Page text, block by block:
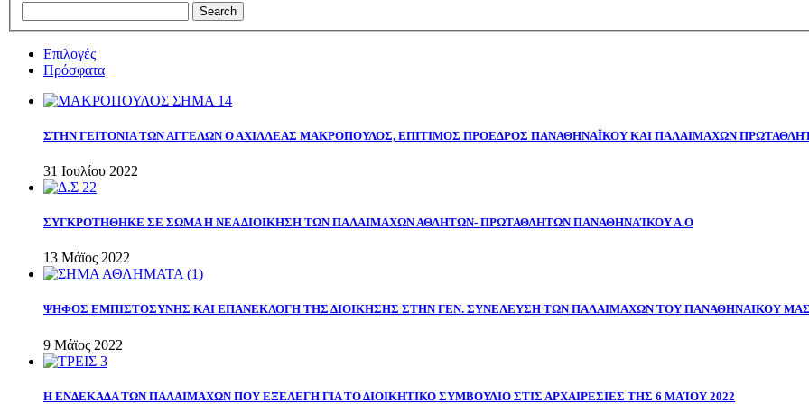
Επιλογές
Πρόσφατα
ΣΤΗΝ ΓΕΙΤΟΝΙΑ ΤΩΝ ΑΓΓΕΛΩΝ Ο ΑΧΙΛΛΕΑΣ ΜΑΚΡΟΠΟΥΛΟΣ, ΕΠΙΤΙΜΟΣ ΠΡΟΕΔΡΟΣ ΠΑΝΑΘΗΝΑΪΚΟΥ ΚΑΙ ΠΑΛΑΙΜΑΧΩΝ
31 Ιουλίου 2022
ΣΥΓΚΡΟΤΗΘΗΚΕ ΣΕ ΣΩΜΑ Η ΝΕΑ ΔΙΟΙΚΗΣΗ ΤΩΝ ΠΑΛΑΙΜΑΧΩΝ ΑΘΛΗΤΩΝ- ΠΡΩΤΑΘΛΗΤΩΝ ΠΑΝΑΘΗΝΑΊΚΟΥ Α.Ο
13 Μάϊος 2022
ΨΗΦΟΣ ΕΜΠΙΣΤΟΣΥΝΗΣ ΚΑΙ ΕΠΑΝΕΚΛΟΓΗ ΤΗΣ ΔΙΟΙΚΗΣΗΣ ΣΤΗΝ ΓΕΝ. ΣΥΝΕΛΕΥΣΗ ΤΩΝ ΠΑΛΑΙΜΑΧΩΝ ΤΟΥ ΠΑΝΑΘΗΝΑΙΚΟΥ ΜΑΣ
9 Μάϊος 2022
Η ΕΝΔΕΚΑΔΑ ΤΩΝ ΠΑΛΑΙΜΑΧΩΝ ΠΟΥ ΕΞΕΛΕΓΗ ΓΙΑ ΤΟ ΔΙΟΙΚΗΤΙΚΟ ΣΥΜΒΟΥΛΙΟ ΣΤΙΣ ΑΡΧΑΙΡΕΣΙΕΣ ΤΗΣ 6 ΜΑΊΟΥ 2022